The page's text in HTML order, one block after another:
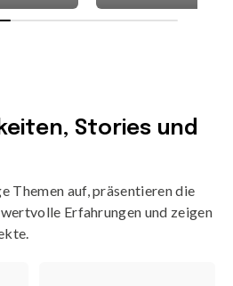
Stories und
Themen auf, präsentieren die
Erfahrungen und zeigen